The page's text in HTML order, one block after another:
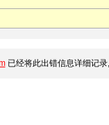
已经将此出错信息详细记